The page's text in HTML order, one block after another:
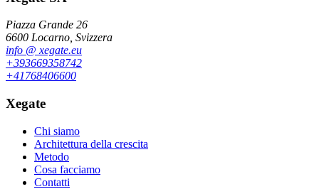
Piazza Grande 26
6600 Locarno, Svizzera
info @ xegate.eu
+393669358742
+41768406600
Xegate
Chi siamo
Architettura della crescita
Metodo
Cosa facciamo
Contatti